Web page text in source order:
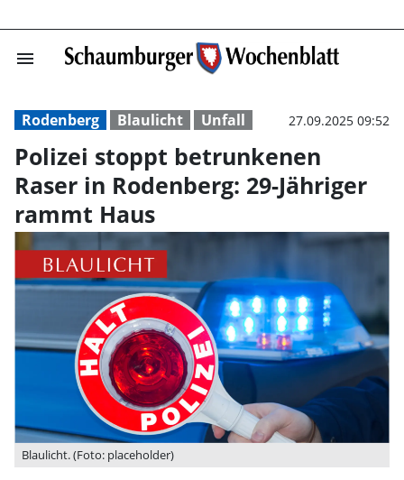
menu Polizei stoppt
Rodenberg Blaulicht Unfall 27.09.2025 09:52
Polizei stoppt betrunkenen
Raser in Rodenberg: 29-Jähriger
rammt Haus
Blaulicht. (Foto: placeholder)